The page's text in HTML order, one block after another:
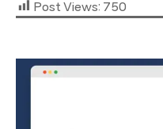
Post Views: 750